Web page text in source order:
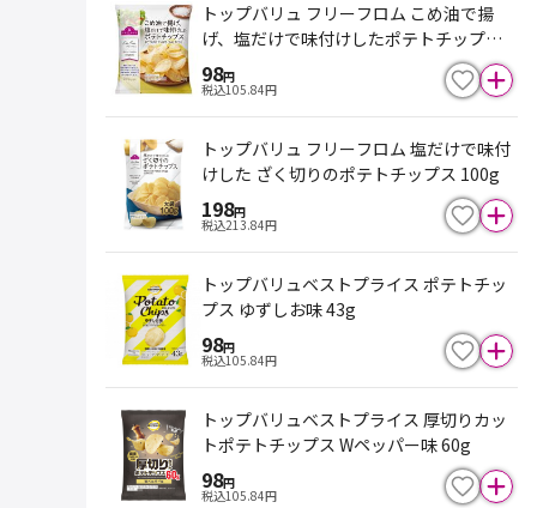
トップバリュ フリーフロム こめ油で揚
げ、塩だけで味付けしたポテトチップス 4
0g
98円
税込105.84円
トップバリュ フリーフロム 塩だけで味付
けした ざく切りのポテトチップス 100g
198円
税込213.84円
トップバリュベストプライス ポテトチッ
プス ゆずしお味 43g
98円
税込105.84円
トップバリュベストプライス 厚切りカッ
トポテトチップス Wペッパー味 60g
98円
税込105.84円